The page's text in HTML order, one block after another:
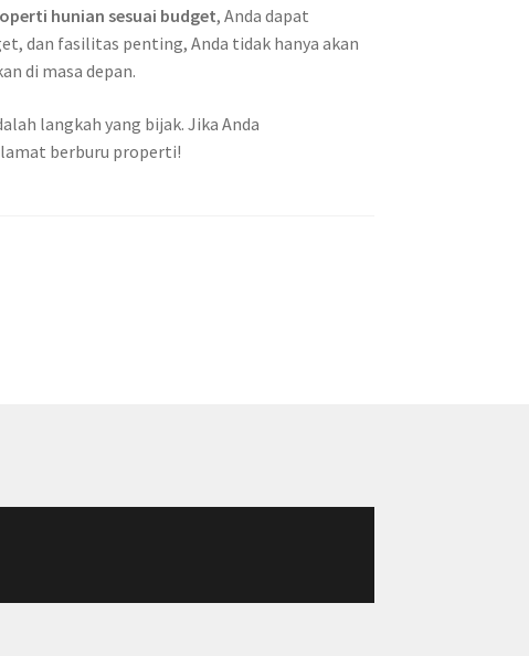
hunian sesuai budget, Anda dapat
dan fasilitas penting, Anda tidak hanya akan
di masa depan.
langkah yang bijak. Jika Anda
berburu properti!